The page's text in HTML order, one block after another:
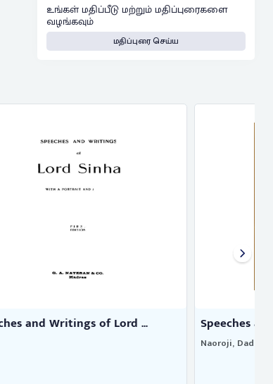
உங்கள் மதிப்பீடு மற்றும் மதிப்புரைகளை
வழங்கவும்
மதிப்புரை செய்ய
Speeches and writings of Dadab ...